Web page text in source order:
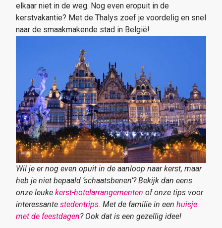
elkaar niet in de weg. Nog even eropuit in de
kerstvakantie? Met de Thalys zoef je voordelig en snel
naar de smaakmakende stad in België!
Wil je er nog even opuit in de aanloop naar kerst, maar
heb je niet bepaald ‘schaatsbenen’? Bekijk dan eens
onze leuke kerst-hotelarrangementen of onze tips voor
interessante stedentrips. Met de familie in een huisje
met de feestdagen? Ook dat is een gezellig idee!